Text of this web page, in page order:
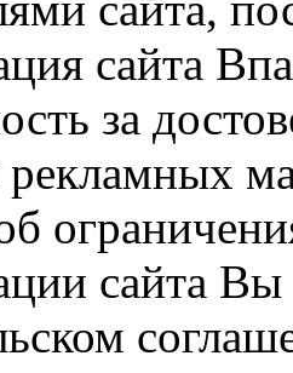
сайта
за
сайта Вы